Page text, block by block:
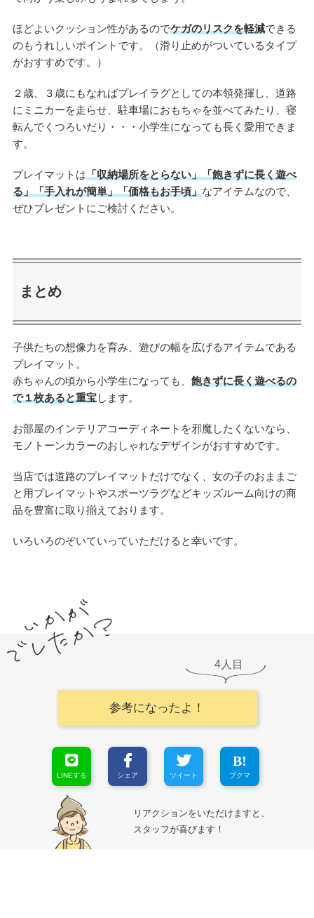
ほどよいクッション性があるのでケガのリスクを軽減できる
のもうれしいポイントです。（滑り止めがついているタイプ
がおすすめです。）
２歳、３歳にもなればプレイラグとしての本領発揮し、道路
にミニカーを走らせ、駐車場におもちゃを並べてみたり、寝
転んでくつろいだり・・・小学生になっても長く愛用できま
す。
プレイマットは「収納場所をとらない」「飽きずに長く遊べ
る」「手入れが簡単」「価格もお手頃」なアイテムなので、
ぜひプレゼントにご検討ください。
まとめ
子供たちの想像力を育み、遊びの幅を広げるアイテムである
プレイマット。
赤ちゃんの頃から小学生になっても、 飽きずに長く遊べるの
で１枚あると重宝します。
お部屋のインテリアコーディネートを邪魔したくないなら、
モノトーンカラーのおしゃれなデザインがおすすめです。
当店では道路のプレイマットだけでなく、女の子のおままご
と用プレイマットやスポーツラグなどキッズルーム向けの商
品を豊富に取り揃えております。
いろいろのぞいていっていただけると幸いです。
参考になったよ！
4
LINEする シェア ツイート ブクマ
リアクションをいただけますと、
スタッフが喜びます！